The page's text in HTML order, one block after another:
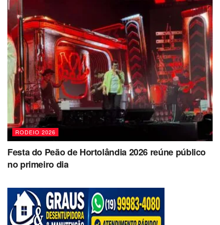
RODEIO 2026
Festa do Peão de Hortolândia 2026 reúne público
no primeiro dia